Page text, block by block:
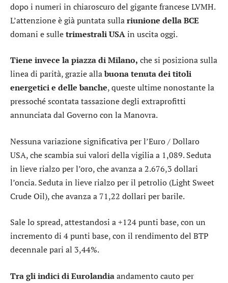
dopo i numeri in chiaroscuro del gigante franceseLVMH.
L’attenzione è già puntata sullariunione della BCE
domani e sulletrimestrali USAin uscita oggi.
Tiene invece la piazza di Milano, che si posiziona sulla
linea di parità, grazie allabuona tenuta dei titoli
energetici e delle banche, queste ultime nonostante la
pressoché scontata tassazione degli extraprofitti
annunciata dal Governo con la Manovra.
Nessuna variazione significativa per l’Euro / Dollaro
USA, che scambia sui valori della vigilia a 1,089. Seduta
in lieve rialzo per l’oro, che avanza a 2.676,3 dollari
l’oncia. Seduta in lieve rialzo per il petrolio (Light Sweet
Crude Oil), che avanza a 71,22 dollari per barile.
Sale lospread, attestandosi a +124 punti base, con un
incremento di 4 punti base, con il rendimento del BTP
decennale pari al 3,44%.
Tra gli indici di Eurolandiaandamento cauto per